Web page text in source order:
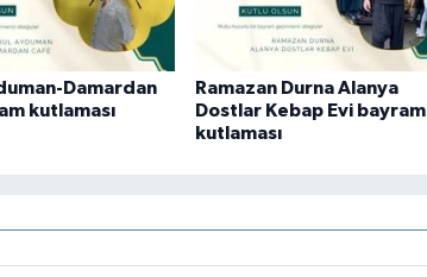
Damardan
kutlaması
Ramazan Durna Alanya
Dostlar Kebap Evi bayram
kutlaması